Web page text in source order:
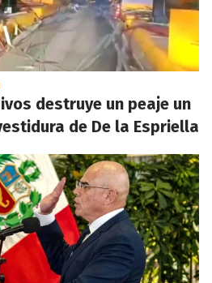
destruye un peaje un
de De la Espriella